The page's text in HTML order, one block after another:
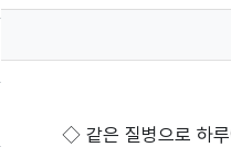
◇ 같은 질병으로 하